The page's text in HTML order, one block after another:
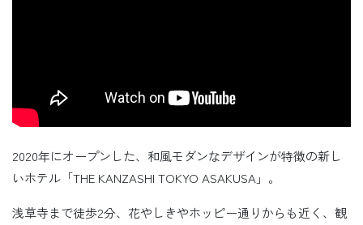
2020年にオープンした、和風モダンなデザインが特徴の新し
いホテル「THE KANZASHI TOKYO ASAKUSA」。
浅草寺まで徒歩2分、花やしきやホッピー通りからも近く、観